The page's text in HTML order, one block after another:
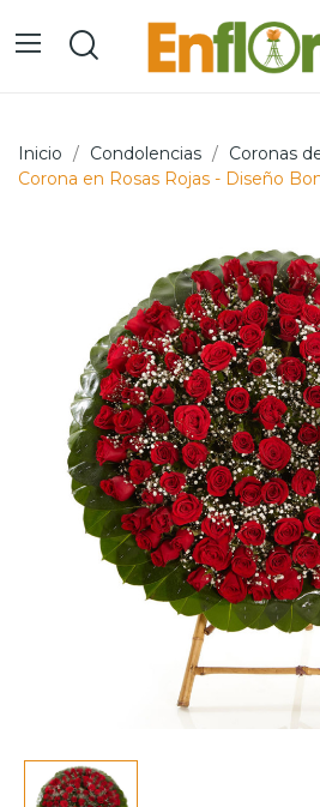
Inicio Condolencias
Coronas
Corona en Rosas Rojas - Diseño